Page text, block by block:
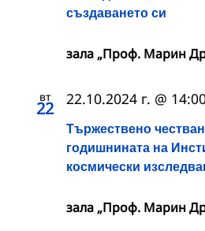
създаването си
зала „Проф. Марин
вт
22
Тържествено
годишнината на
космически
22.10.2024 г. @
зала „Проф. Марин